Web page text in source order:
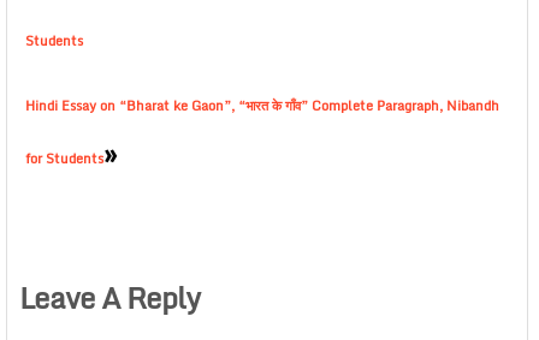
Students
Hindi Essay on “Bharat ke Gaon”, “भारत के गाँव” Complete Paragraph, Nibandh
for Students»
Leave A Reply